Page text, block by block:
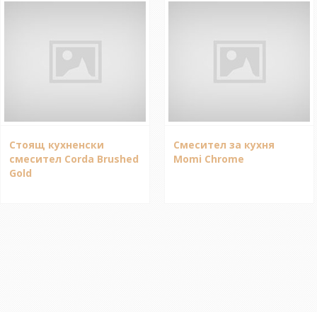
Стоящ кухненски
смесител Corda Brushed
Gold
Смесител за кухня
Momi Chrome